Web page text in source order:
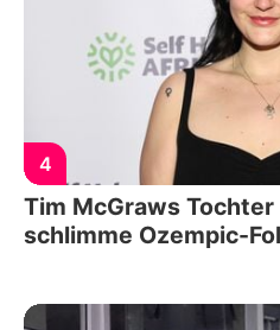
4
Tim McGraws
schlimme Ozempic-